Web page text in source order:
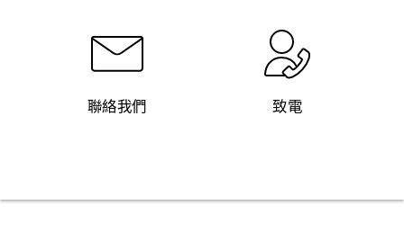
聯絡我們 致電